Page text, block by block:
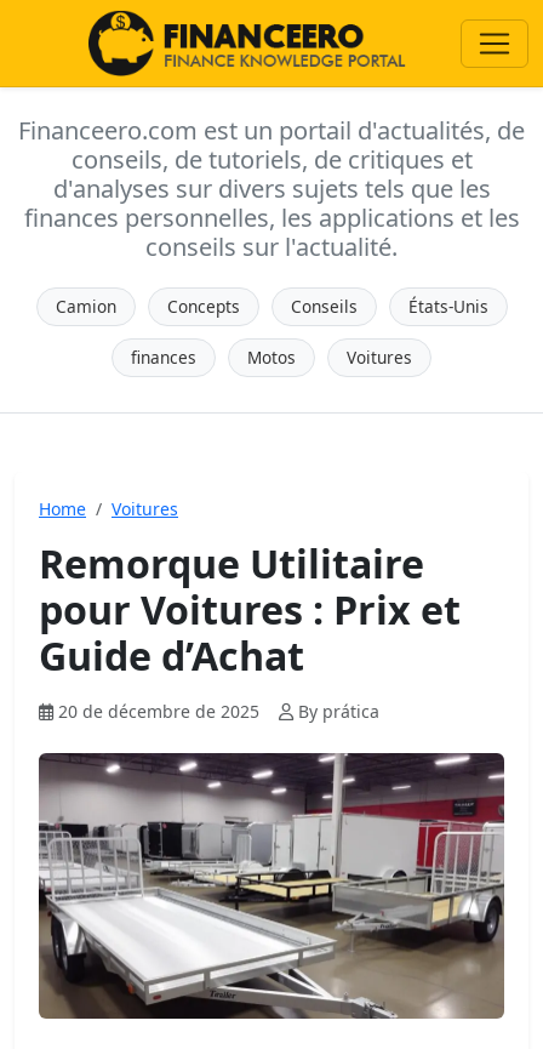
Financeero.com est un portail d'actualités, de
conseils, de tutoriels, de critiques et
d'analyses sur divers sujets tels que les
finances personnelles, les applications et les
conseils sur l'actualité.
Camion Concepts Conseils États-Unis
finances Motos Voitures
Home Voitures
Remorque Utilitaire
pour Voitures : Prix et
Guide d’Achat
20 de décembre de 2025 By prática